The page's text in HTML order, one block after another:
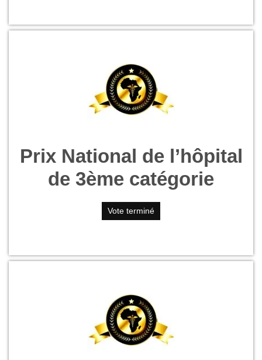
Prix National de l’hôpital
de 3ème catégorie
Vote terminé